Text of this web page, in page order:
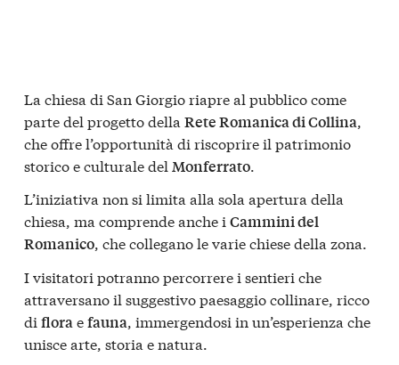
La chiesa di San Giorgio riapre al pubblico come
parte del progetto della Rete Romanica di Collina,
che offre l’opportunità di riscoprire il patrimonio
storico e culturale del Monferrato.
L’iniziativa non si limita alla sola apertura della
chiesa, ma comprende anche i Cammini del
Romanico, che collegano le varie chiese della zona.
I visitatori potranno percorrere i sentieri che
attraversano il suggestivo paesaggio collinare, ricco
di floraefauna, immergendosi in un’esperienza che
unisce arte, storia e natura.